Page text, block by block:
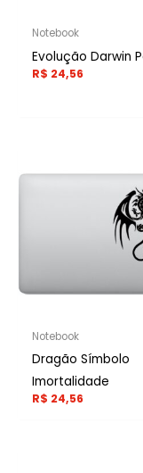
Notebook
Evolução Darwin
R$ 24,56
Notebook
Dragão Símbolo
Imortalidade
R$ 24,56